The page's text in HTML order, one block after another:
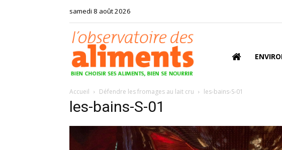
samedi 8 août 2026
Accueil Défendre les fromages au lait cru les-bains-S-01
les-bains-S-01